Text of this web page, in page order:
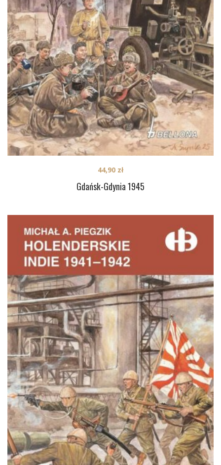
Gdańsk-Gdynia 1945
44,90 zł